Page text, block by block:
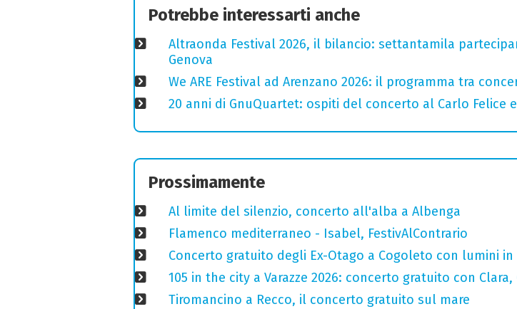
Potrebbe interessarti anche
Altraonda Festival 2026, il bilancio: settantamila
Genova
We ARE Festival ad Arenzano 2026: il programma tra
20 anni di GnuQuartet: ospiti del concerto al Carlo Felice
Prossimamente
Al limite del silenzio, concerto all'alba a Albenga
Flamenco mediterraneo - Isabel, FestivAlContrario
Concerto gratuito degli Ex-Otago a Cogoleto con lumini
105 in the city a Varazze 2026: concerto gratuito con
Tiromancino a Recco, il concerto gratuito sul mare